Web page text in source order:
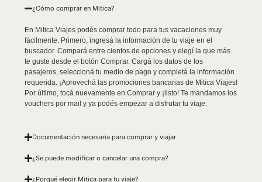
¿Cómo comprar en Mitica?
En Mitica Viajes podés comprar todo para tus vacaciones muy
fácilmente. Primero, ingresá la información de tu viaje en el
buscador. Compará entre cientos de opciones y elegí la que más
te guste desde el botón Comprar. Cargá los datos de los
pasajeros, seleccioná tu medio de pago y completá la información
requerida. ¡Aprovechá las promociones bancarias de Mitica Viajes!
Por último, tocá nuevamente en Comprar y ¡listo! Te mandamos los
vouchers por mail y ya podés empezar a disfrutar tu viaje.
Documentación necesaria para comprar y viajar
¿Se puede modificar o cancelar una compra?
¿Porqué elegir Mitica para tu viaje?